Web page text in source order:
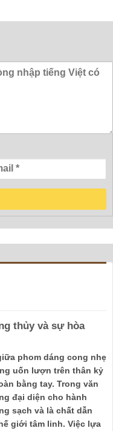
thủy và sự hòa
phom dáng cong nhẹ
uốn lượn trên thân kỷ
bằng tay. Trong văn
đại diện cho hành
sạch và là chất dẫn
giới tâm linh. Việc lựa